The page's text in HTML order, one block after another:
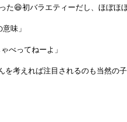
た😆初バラエティーだし、ほぼほ
味」
べってねーよ」
を考えれば注目されるのも当然